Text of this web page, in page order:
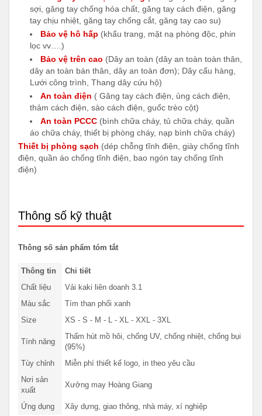
sợi, găng tay chống hóa chất, găng tay cách điện, găng
tay chịu nhiệt, găng tay chống cắt, găng tay cao su)
Bảo vệ hô hấp (khẩu trang, mặt nạ phòng độc, phin
lọc vv….)
Bảo vệ trên cao (Dây an toàn (dây an toàn toàn thân,
dây an toàn bán thân, dây an toàn đơn); Dây cẩu hàng,
Lưới công trình, Thang dây cứu hộ)
An toàn điện ( Găng tay cách điện, ủng cách điện,
thảm cách điện, sào cách điện, guốc trèo cột)
An toàn PCCC (bình chữa cháy, tủ chữa cháy, quần
áo chữa cháy, thiết bị phòng cháy, nạp bình chữa cháy)
Thiết bị phòng sạch (dép chỗng tĩnh điện, giày chống tĩnh
điện, quần áo chống tĩnh điện, bao ngón tay chống tĩnh
điện)
Thông số kỹ thuật
Thông số sản phẩm tóm tắt
Thông tin
Chi tiết
Chất liệu
Vải kaki liên doanh 3.1
Màu sắc
Tím than phối xanh
Size
XS - S - M - L - XL - XXL - 3XL
Tính năng
Thấm hút mồ hôi, chống UV, chống nhiệt, chống bụi
(95%)
Tùy chỉnh
Miễn phí thiết kế logo, in theo yêu cầu
Nơi sản
xuất
Xưởng may Hoàng Giang
Ứng dụng Xây dựng, giao thông, nhà máy, xí nghiệp